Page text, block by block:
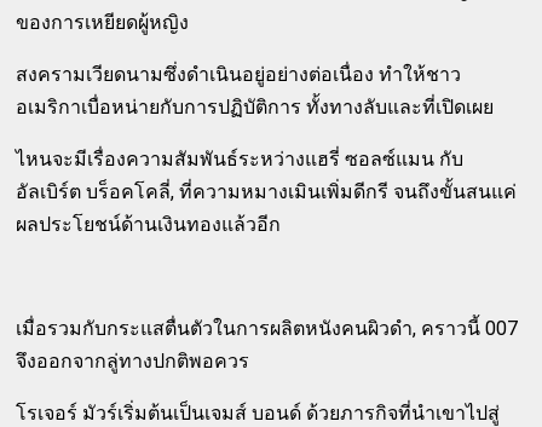
ของการเหยียดผู้หญิง
สงครามเวียดนามซึ่งดำเนินอยู่อย่างต่อเนื่อง ทำให้ชาว
อเมริกาเบื่อหน่ายกับการปฏิบัติการ ทั้งทางลับและที่เปิดเผย
ไหนจะมีเรื่องความสัมพันธ์ระหว่างแฮรี่ ซอลซ์แมน กับ
อัลเบิร์ต บร็อคโคลี่, ที่ความหมางเมินเพิ่มดีกรี จนถึงขั้นสนแค่
ผลประโยชน์ด้านเงินทองแล้วอีก
เมื่อรวมกับกระแสตื่นตัวในการผลิตหนังคนผิวดำ, คราวนี้ 007
จึงออกจากลู่ทางปกติพอควร
โรเจอร์ มัวร์เริ่มต้นเป็นเจมส์ บอนด์ ด้วยภารกิจที่นำเขาไปสู่